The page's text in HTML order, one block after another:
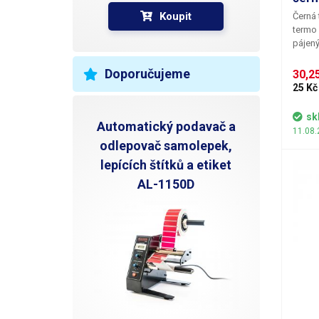
Koupit
Doporučujeme
Automatický podavač a
odlepovač samolepek,
lepících štítků a etiket
AL-1150D
600V
termo
proti
dojde
do
3:1.
do
25 Kč